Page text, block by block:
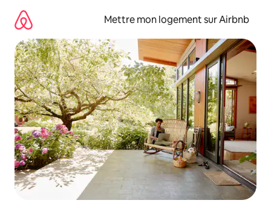
directement
contenu
Mettre mon logement sur Airbnb